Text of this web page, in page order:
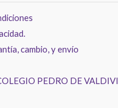
cambio, y envío
PEDRO DE VALDIVI